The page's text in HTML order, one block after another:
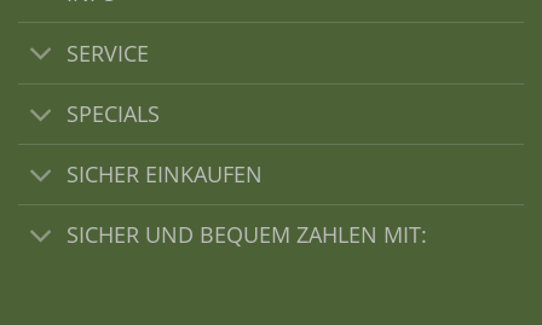
SERVICE
SPECIALS
SICHER EINKAUFEN
SICHER UND BEQUEM ZAHLEN MIT: